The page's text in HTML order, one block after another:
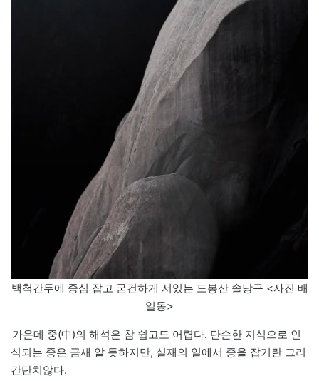
백척간두에 중심 잡고 굳건하게 서있는 도봉산 솔낭구 <사진 배
일동>
가운데 중(中)의 해석은 참 쉽고도 어렵다. 단순한 지식으로 인
식되는 중은 금새 알 듯하지만, 실재의 일에서 중을 잡기란 그리
간단치않다.